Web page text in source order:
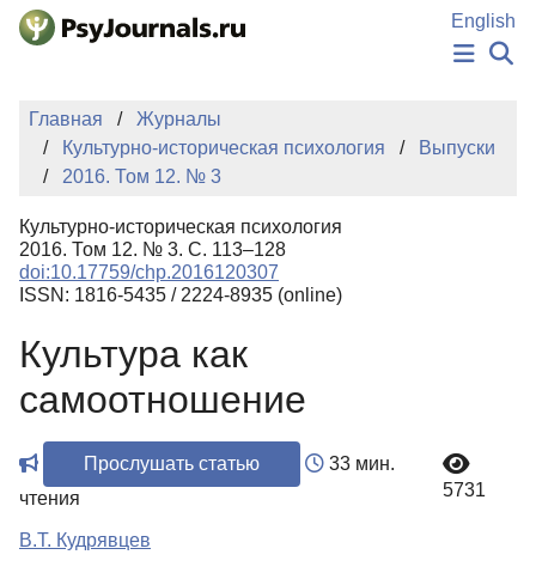
Перейти к основному содержанию
English
НОВОСТИ
КЛЮЧЕВЫЕ СЛОВА
Регистрация
Главная
Журналы
Культурно-историческая психология
Выпуски
2016. Том 12. № 3
Культурно-историческая психология
2016. Том 12. № 3. С. 113–128
doi:10.17759/chp.2016120307
ISSN: 1816-5435 / 2224-8935 (online)
Культура как
самоотношение
Прослушать статью
33 мин.
чтения
5731
В.Т. Кудрявцев